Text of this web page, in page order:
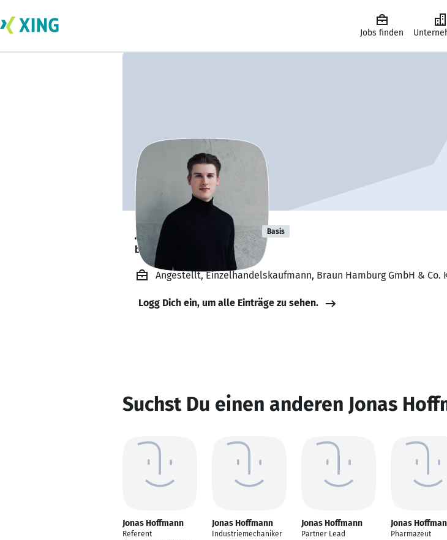
Jobs finden
Jonas Hoffmann Basis
bildet sich zurzeit weiter. 🎓
Angestellt, Einzelhandelskaufmann, Braun Hamburg GmbH & Co.
Logg Dich ein, um alle Einträge zu sehen.
Suchst Du einen anderen Jonas
Jonas Hoffmann
Referent
Jonas Hoffmann
Industriemechaniker
Jonas Hoffmann
Partner Lead
Jonas
Pharmazeut